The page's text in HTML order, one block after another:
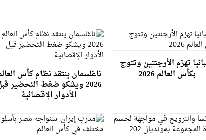
تهزم الأرجنتين وتتوج
بكأس العالم 2026 ناغلسمان ينتقد نظام كأس
2026 ويشكو ضغط التحضير
الأدوار الإقصائية